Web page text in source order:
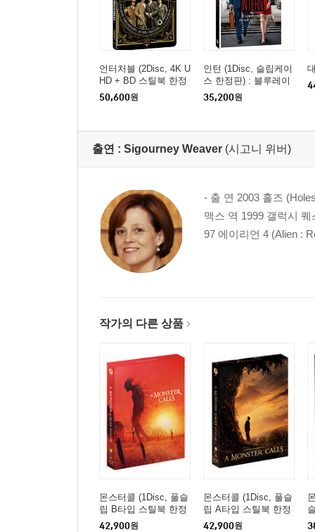
언터처블 (2Disc, 4K U
HD + BD 스틸북 한정
판) : 블루레이
50,600원
인턴 (1Disc, 슬립케이
스 한정판) : 블루레이
35,200원
출연 : Sigourney Weaver (시고니 위버)
- 출 연 2003 홀즈
맥스 역 1999 갤럭시
97 에이리언 4 (Alien :
작가의 다른 상품
몬스터콜 (1Disc, 풀슬
립 B타입 스틸북 한정
판) : 블루레이
42,900원
몬스터콜 (1Disc, 풀슬
립 A타입 스틸북 한정
판) : 블루레이
42,900원